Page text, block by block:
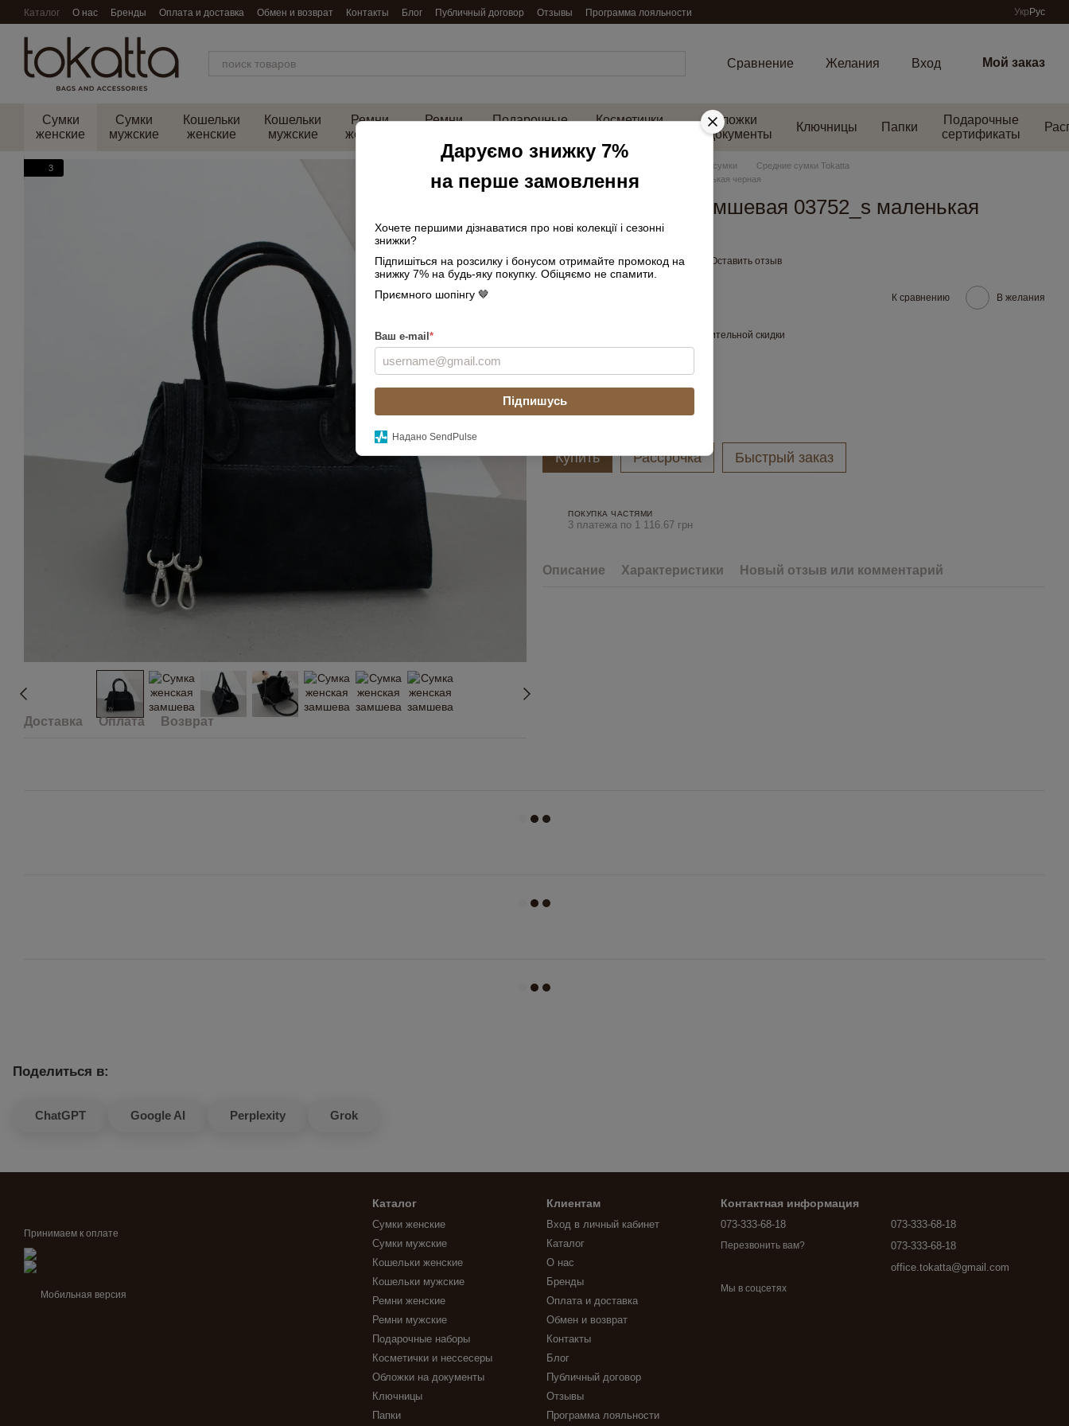
Перейти к основному контенту
Даруємо знижку 7%
на перше замовлення
Хочете першими дізнаватися про нові колекції і сезонні
знижки?
Підпишіться на розсилку і бонусом отримайте промокод на
знижку 7% на будь-яку покупку. Обіцяємо не спамити.
Приємного шопінгу 🤎
Ваш e-mail *
Підпишусь
Надано SendPulse
Каталог О нас Бренды Оплата и доставка Обмен и возврат Контакты Блог Публичный договор Отзывы Программа лояльности Укр Рус
Сравнение Желания Вход Мой заказ
Сумки
женские
Сумки
мужские
Кошельки
женские
Кошельки
мужские
Ремни
женские
Ремни
Подарочные
Косметички
Обложки
на документы
Ключницы Папки
Подарочные
сертификаты
3
Доставка Оплата Возврат
Средние сумки
Средние сумки Tokatta
Сумка женская замшевая 03752_s маленькая черная
Сумка женская замшевая 03752_s маленькая
черная
В наличии Артикул: 2449769857 Оставить отзыв
К сравнению В желания
для отображения накопительной скидки
Купить Рассрочка Быстрый заказ
ПОКУПКА ЧАСТЯМИ
3 платежа по 1 116.67 грн
Описание Характеристики Новый отзыв или комментарий
Поделиться в:
ChatGPT Google AI Perplexity Grok
Принимаем к оплате
Мобильная версия
Каталог
Сумки женские
Сумки мужские
Кошельки женские
Кошельки мужские
Ремни женские
Ремни мужские
Подарочные наборы
Косметички и нессесеры
Обложки на документы
Ключницы
Папки
Клиентам
Вход в личный кабинет
Каталог
О нас
Бренды
Оплата и доставка
Обмен и возврат
Контакты
Блог
Публичный договор
Отзывы
Программа лояльности
Контактная информация
073-333-68-18
Перезвонить вам?
073-333-68-18
073-333-68-18
office.tokatta@gmail.com
Мы в соцсетях